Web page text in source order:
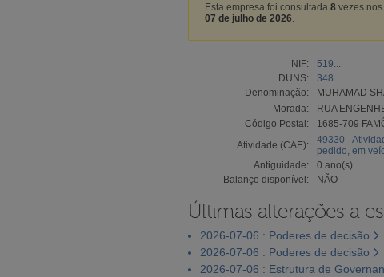
Esta empresa foi consultada 8 vezes
07 de julho de 2026
NIF:
519...
DUNS:
348...
Denominação:
MUHAMAD
Morada:
RUA
Código Postal:
1685-709
Atividade (CAE):
49330 -
pedido, em
Antiguidade:
0 ano(s)
Balanço disponível:
NÃO
Últimas alterações a
2026-07-06 : Poderes de decisão
2026-07-06 : Poderes de decisão
2026-07-06 : Estrutura de